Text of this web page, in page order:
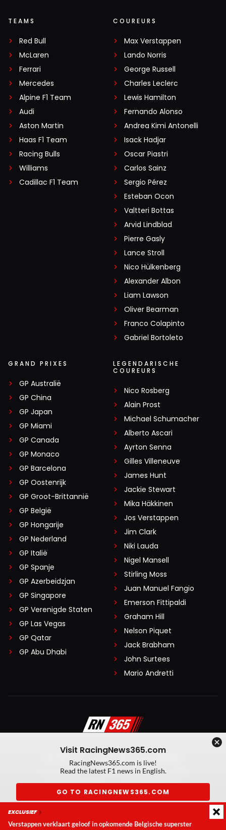
TEAMS
Red Bull
McLaren
Ferrari
Mercedes
Alpine F1 Team
Audi
Aston Martin
Haas F1 Team
Racing Bulls
Williams
Cadillac F1 Team
COUREURS
Max Verstappen
Lando Norris
George Russell
Charles Leclerc
Lewis Hamilton
Fernando Alonso
Andrea Kimi Antonelli
Isack Hadjar
Oscar Piastri
Carlos Sainz
Sergio Pérez
Esteban Ocon
Valtteri Bottas
Arvid Lindblad
Pierre Gasly
Lance Stroll
Nico Hülkenberg
Alexander Albon
Liam Lawson
Oliver Bearman
Franco Colapinto
Gabriel Bortoleto
GRAND PRIXES
GP Australië
GP China
GP Japan
GP Miami
GP Canada
GP Monaco
GP Barcelona
GP Oostenrijk
GP Groot-Brittannië
GP België
GP Hongarije
GP Nederland
GP Italië
GP Spanje
GP Azerbeidzjan
GP Singapore
GP Verenigde Staten
GP Las Vegas
GP Qatar
GP Abu Dhabi
LEGENDARISCHE
COUREURS
Nico Rosberg
Alain Prost
Michael Schumacher
Alberto Ascari
Ayrton Senna
Gilles Villeneuve
James Hunt
Jackie Stewart
Mika Häkkinen
Jos Verstappen
Jim Clark
Niki Lauda
Nigel Mansell
Stirling Moss
Juan Manuel Fangio
Emerson Fittipaldi
Graham Hill
Nelson Piquet
Jack Brabham
John Surtees
Mario Andretti
Algemene voorwaarden
Privacy Policy
Created by On Your Marks
Privacy manager
Kansspeluitingen
Visit RacingNews365.com
RacingNews365.com is live!
Read the latest F1 news in English.
GO TO RACINGNEWS365.COM
EXCLUSIEF
Verstappen verklaart geloof in opkomende Belgische superster